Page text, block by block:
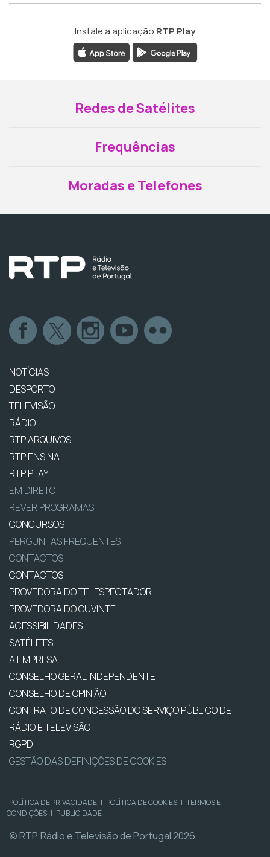
Instale a aplicação RTP Play
Redes de Satélites
Frequências
Moradas e Telefones
NOTÍCIAS
DESPORTO
TELEVISÃO
RÁDIO
RTP ARQUIVOS
RTP ENSINA
RTP PLAY
EM DIRETO
REVER PROGRAMAS
CONCURSOS
PERGUNTAS FREQUENTES
CONTACTOS
CONTACTOS
PROVEDORA DO TELESPECTADOR
PROVEDORA DO OUVINTE
ACESSIBILIDADES
SATÉLITES
A EMPRESA
CONSELHO GERAL INDEPENDENTE
CONSELHO DE OPINIÃO
CONTRATO DE CONCESSÃO DO SERVIÇO PÚBLICO DE
RÁDIO E TELEVISÃO
RGPD
GESTÃO DAS DEFINIÇÕES DE COOKIES
POLÍTICA DE PRIVACIDADE | POLÍTICA DE COOKIES | TERMOS E
CONDIÇÕES | PUBLICIDADE
© RTP, Rádio e Televisão de Portugal 2026